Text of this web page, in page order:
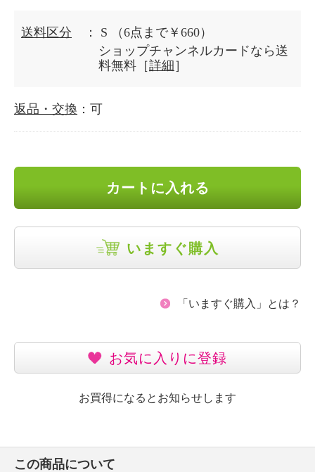
送料区分 ： S
（6点まで￥660）
ショップチャンネルカードなら送
料無料［詳細 ］
返品・交換 ：可
カートに入れる
いますぐ購入
「いますぐ購入」とは？
お気に入りに登録
お買得になるとお知らせします
この商品について